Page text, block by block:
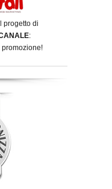
progetto di
: